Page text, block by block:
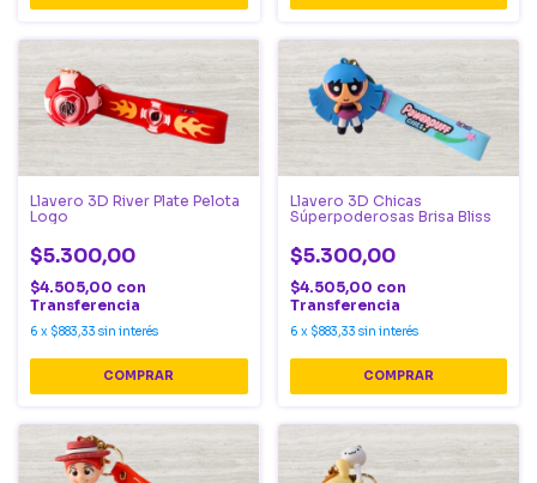
Llavero 3D River Plate Pelota
Logo
$5.300,00
$4.505,00 con
Transferencia
6 x $883,33 sin interés
Llavero 3D Chicas
Súperpoderosas Brisa Bliss
$5.300,00
$4.505,00 con
Transferencia
6 x $883,33 sin interés